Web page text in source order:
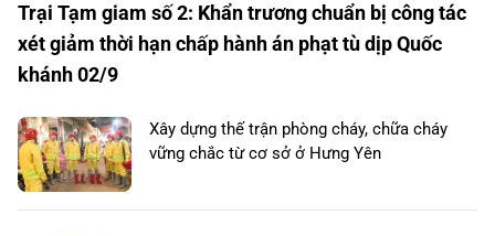
Trại Tạm giam số 2: Khẩn trương chuẩn bị công tác
xét giảm thời hạn chấp hành án phạt tù dịp Quốc
khánh 02/9
Xây dựng thế trận phòng cháy, chữa cháy
vững chắc từ cơ sở ở Hưng Yên